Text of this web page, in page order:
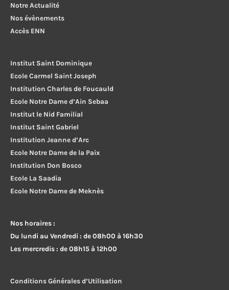
Notre Actualité
Nos évènements
Accès ENN
Institut Saint Dominique
Ecole Carmel Saint Joseph
Institution Charles de Foucauld
Ecole Notre Dame d’Ain Sebaa
Institut le Nid Familial
Institut Saint Gabriel
Institution Jeanne d’Arc
Ecole Notre Dame de la Paix
Institution Don Bosco
Ecole La Saadia
Ecole Notre Dame de Meknès
Nos horaires :
Du lundi au Vendredi : de 08h00 à 16h30
Les mercredis : de 08h15 à 12h00
Conditions Générales d’Utilisation